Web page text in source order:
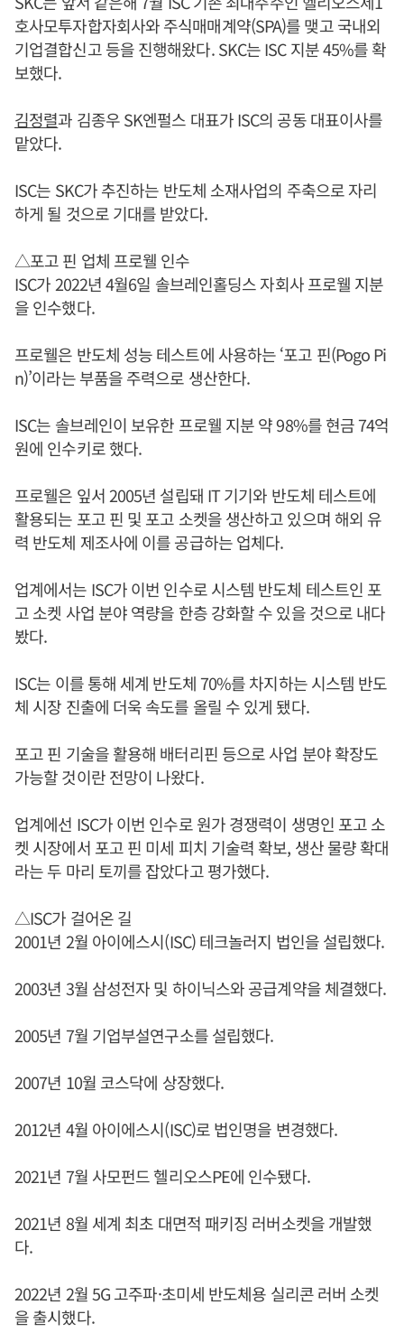
호사모투자합자회사와 주식매매계약(SPA)를 맺고 국내외
기업결합신고 등을 진행해왔다. SKC는 ISC 지분 45%를 확
보했다.
김정렬과 김종우 SK엔펄스 대표가 ISC의 공동 대표이사를
맡았다.
ISC는 SKC가 추진하는 반도체 소재사업의 주축으로 자리
하게 될 것으로 기대를 받았다.
△포고 핀 업체 프로웰 인수
ISC가 2022년 4월6일 솔브레인홀딩스 자회사 프로웰 지분
을 인수했다.
프로웰은 반도체 성능 테스트에 사용하는 ‘포고 핀(Pogo Pi
n)’이라는 부품을 주력으로 생산한다.
ISC는 솔브레인이 보유한 프로웰 지분 약 98%를 현금 74억
원에 인수키로 했다.
프로웰은 잎서 2005년 설립돼 IT 기기와 반도체 테스트에
활용되는 포고 핀 및 포고 소켓을 생산하고 있으며 해외 유
력 반도체 제조사에 이를 공급하는 업체다.
업계에서는 ISC가 이번 인수로 시스템 반도체 테스트인 포
고 소켓 사업 분야 역량을 한층 강화할 수 있을 것으로 내다
봤다.
ISC는 이를 통해 세계 반도체 70%를 차지하는 시스템 반도
체 시장 진출에 더욱 속도를 올릴 수 있게 됐다.
포고 핀 기술을 활용해 배터리핀 등으로 사업 분야 확장도
가능할 것이란 전망이 나왔다.
업계에선 ISC가 이번 인수로 원가 경쟁력이 생명인 포고 소
켓 시장에서 포고 핀 미세 피치 기술력 확보, 생산 물량 확대
라는 두 마리 토끼를 잡았다고 평가했다.
△ISC가 걸어온 길
2001년 2월 아이에스시(ISC) 테크놀러지 법인을 설립했다.
2003년 3월 삼성전자 및 하이닉스와 공급계약을 체결했다.
2005년 7월 기업부설연구소를 설립했다.
2007년 10월 코스닥에 상장했다.
2012년 4월 아이에스시(ISC)로 법인명을 변경했다.
2021년 7월 사모펀드 헬리오스PE에 인수됐다.
2021년 8월 세계 최초 대면적 패키징 러버소켓을 개발했
다.
2022년 2월 5G 고주파·초미세 반도체용 실리콘 러버 소켓
을 출시했다.